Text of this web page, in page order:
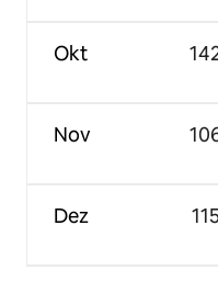
Okt
Nov
Dez